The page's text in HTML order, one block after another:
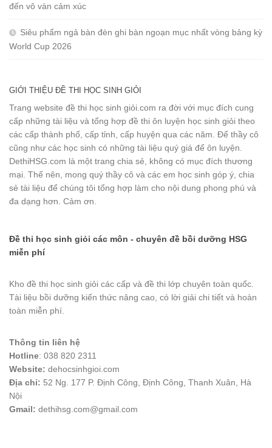
đến vô vàn cảm xúc
Siêu phẩm ngả bàn đèn ghi bàn ngoạn mục nhất vòng bảng kỳ
World Cup 2026
GIỚI THIỆU ĐỀ THI HỌC SINH GIỎI
Trang website đề thi học sinh giỏi.com ra đời với mục đích cung
cấp những tài liệu và tổng hợp đề thi ôn luyện học sinh giỏi theo
các cấp thành phố, cấp tỉnh, cấp huyện qua các năm. Để thầy cô
cũng như các học sinh có những tài liệu quý giá để ôn luyện.
DethiHSG.com là một trang chia sẻ, không có mục đích thương
mại. Thế nên, mong quý thầy cô và các em học sinh góp ý, chia
sẻ tài liệu để chúng tôi tổng hợp làm cho nội dung phong phú và
đa dạng hơn. Cảm ơn.
Đề thi học sinh giỏi các môn - chuyên đề bồi dưỡng HSG
miễn phí
Kho đề thi học sinh giỏi các cấp và đề thi lớp chuyên toàn quốc.
Tài liệu bồi dưỡng kiến thức nâng cao, có lời giải chi tiết và hoàn
toàn miễn phí.
Thông tin liên hệ
Hotline: 038 820 2311
Website: dehocsinhgioi.com
Địa chỉ: 52 Ng. 177 P. Định Công, Định Công, Thanh Xuân, Hà
Nội
Gmail: dethihsg.com@gmail.com